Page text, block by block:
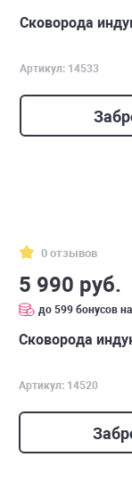
Сковорода
Артикул: 14533
0 отзывов
5 990 руб.
до 599 бонусов
Сковорода
Артикул: 14520